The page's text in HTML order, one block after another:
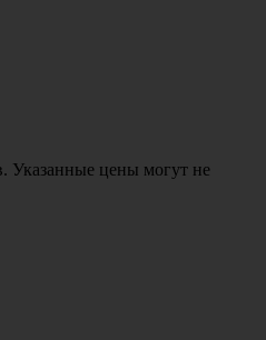
Указанные цены могут не